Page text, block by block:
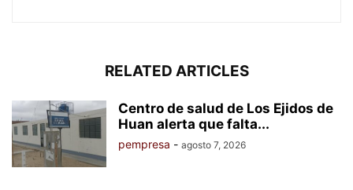
RELATED ARTICLES
Centro de salud de Los Ejidos de
Huan alerta que falta...
pempresa - agosto 7, 2026